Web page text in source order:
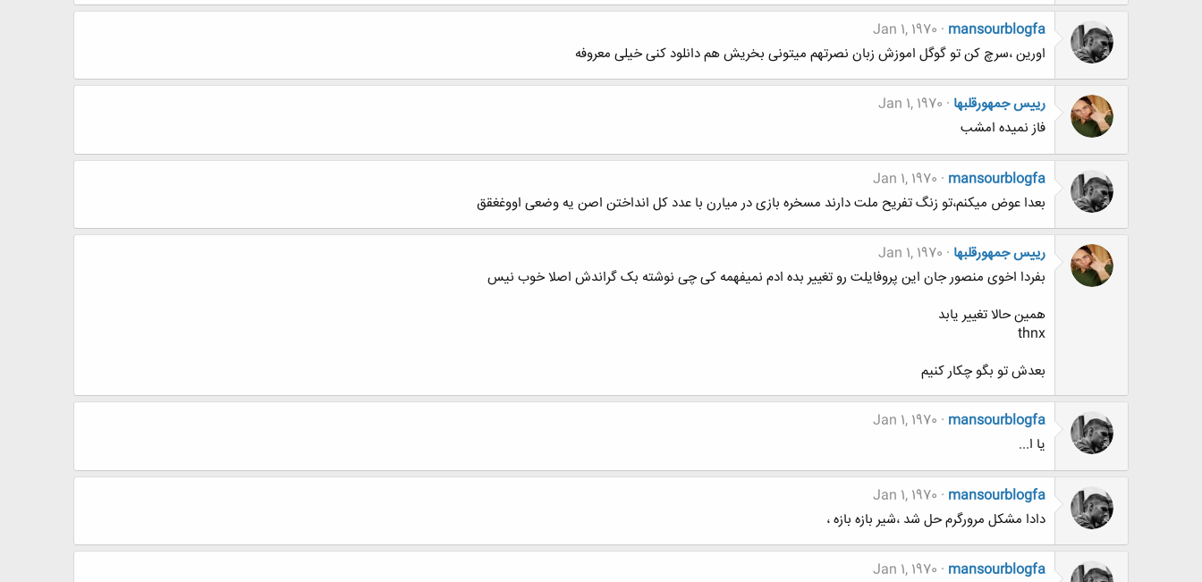
mansourblogfa
Jan 1, 1970
اورین ،سرچ کن تو گوگل اموزش زبان نصرتهم میتونی بخریش هم دانلود کنی خیلی معروفه
رییس جمهورقلبها Jan 1, 1970
فاز نمیده امشب
mansourblogfa
Jan 1, 1970
بعدا عوض میکنم،تو زنگ تفریح ملت دارند مسخره بازی در میارن با عدد کل انداختن اصن یه وضعی اووغغقق
رییس جمهورقلبها Jan 1, 1970
بفردا اخوی منصور جان این پروفایلت رو تغییر بده ادم نمیفهمه کی چی نوشته بک گراندش اصلا خوب نیس
همین حالا تغییر یابد
thnx
بعدش تو بگو چکار کنیم
mansourblogfa
Jan 1, 1970
یا ا...
mansourblogfa
Jan 1, 1970
دادا مشکل مرورگرم حل شد ،شیر بازه بازه ،
mansourblogfa
Jan 1, 1970